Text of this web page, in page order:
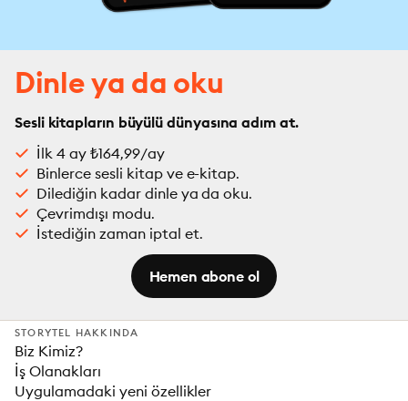
Dinle ya da oku
Sesli kitapların büyülü dünyasına adım at.
İlk 4 ay ₺164,99/ay
Binlerce sesli kitap ve e-kitap.
Dilediğin kadar dinle ya da oku.
Çevrimdışı modu.
İstediğin zaman iptal et.
Hemen abone ol
STORYTEL HAKKINDA
Biz Kimiz?
İş Olanakları
Uygulamadaki yeni özellikler